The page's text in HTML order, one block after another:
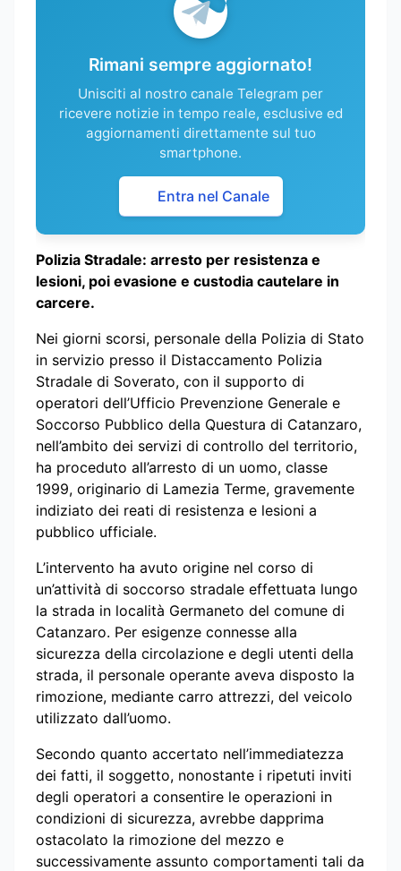
Rimani sempre aggiornato!
Unisciti al nostro canale Telegram per
ricevere notizie in tempo reale, esclusive ed
aggiornamenti direttamente sul tuo
smartphone.
Entra nel Canale
Polizia Stradale: arresto per resistenza e
lesioni, poi evasione e custodia cautelare in
carcere.
Nei giorni scorsi, personale della Polizia di Stato
in servizio presso il Distaccamento Polizia
Stradale di Soverato, con il supporto di
operatori dell’Ufficio Prevenzione Generale e
Soccorso Pubblico della Questura di Catanzaro,
nell’ambito dei servizi di controllo del territorio,
ha proceduto all’arresto di un uomo, classe
1999, originario di Lamezia Terme, gravemente
indiziato dei reati di resistenza e lesioni a
pubblico ufficiale.
L’intervento ha avuto origine nel corso di
un’attività di soccorso stradale effettuata lungo
la strada in località Germaneto del comune di
Catanzaro. Per esigenze connesse alla
sicurezza della circolazione e degli utenti della
strada, il personale operante aveva disposto la
rimozione, mediante carro attrezzi, del veicolo
utilizzato dall’uomo.
Secondo quanto accertato nell’immediatezza
dei fatti, il soggetto, nonostante i ripetuti inviti
degli operatori a consentire le operazioni in
condizioni di sicurezza, avrebbe dapprima
ostacolato la rimozione del mezzo e
successivamente assunto comportamenti tali da